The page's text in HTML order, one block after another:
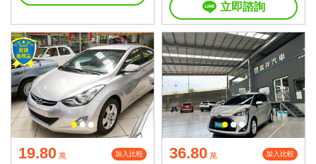
立即諮詢
19.80 萬 加入比較 36.80 萬 加入比較